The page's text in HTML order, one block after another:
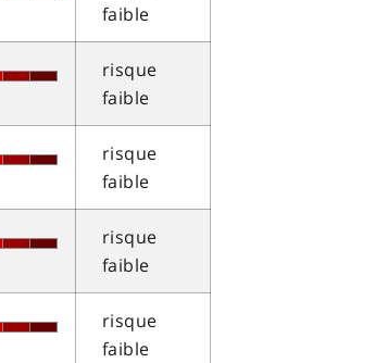
faible
risque
faible
risque
faible
risque
faible
risque
faible